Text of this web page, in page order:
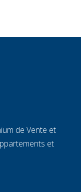
de Vente et
et